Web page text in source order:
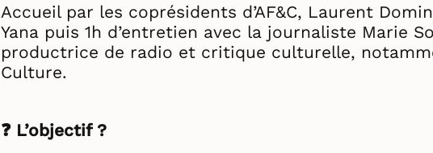
Accueil par les coprésidents d’AF&C, Laurent
Yana puis 1h d’entretien avec la journaliste Marie
productrice de radio et critique culturelle,
Culture.
❓ L’objectif ?